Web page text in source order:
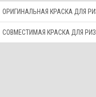
ОРИГИНАЛЬНАЯ КРАСКА ДЛЯ
СОВМЕСТИМАЯ КРАСКА ДЛЯ